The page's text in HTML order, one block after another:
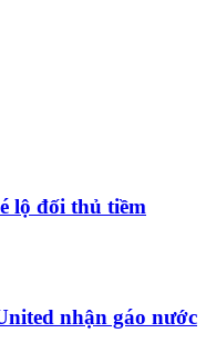
lộ đối thủ tiềm
nhận gáo nước